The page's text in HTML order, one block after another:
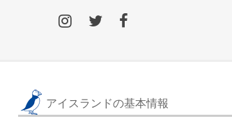
アイスランドの基本情報